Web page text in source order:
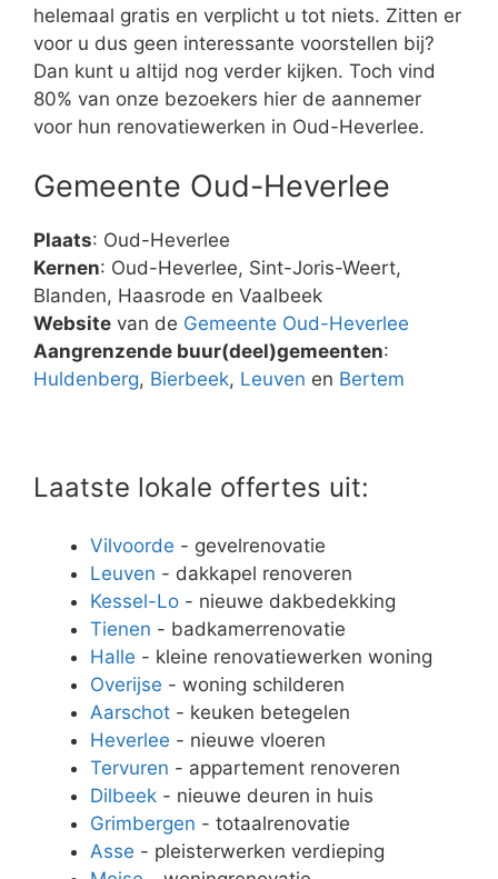
helemaal gratis en verplicht u tot niets. Zitten er
voor u dus geen interessante voorstellen bij?
Dan kunt u altijd nog verder kijken. Toch vind
80% van onze bezoekers hier de aannemer
voor hun renovatiewerken in Oud-Heverlee.
Gemeente Oud-Heverlee
Plaats: Oud-Heverlee
Kernen: Oud-Heverlee, Sint-Joris-Weert,
Blanden, Haasrode en Vaalbeek
Website van de Gemeente Oud-Heverlee
Aangrenzende buur(deel)gemeenten:
Huldenberg, Bierbeek, Leuven en Bertem
Laatste lokale offertes uit:
Vilvoorde - gevelrenovatie
Leuven - dakkapel renoveren
Kessel-Lo - nieuwe dakbedekking
Tienen - badkamerrenovatie
Halle - kleine renovatiewerken woning
Overijse - woning schilderen
Aarschot - keuken betegelen
Heverlee - nieuwe vloeren
Tervuren - appartement renoveren
Dilbeek - nieuwe deuren in huis
Grimbergen - totaalrenovatie
Asse - pleisterwerken verdieping